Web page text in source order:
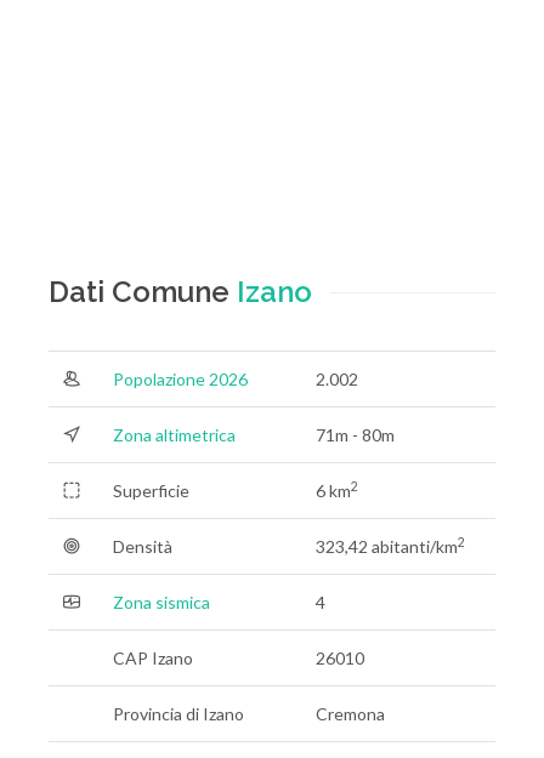
Dati Comune Izano
Popolazione 2026 2.002
Zona altimetrica 71m - 80m
Superficie 6 km2
Densità 323,42 abitanti/km2
Zona sismica 4
CAP Izano 26010
Provincia di Izano Cremona